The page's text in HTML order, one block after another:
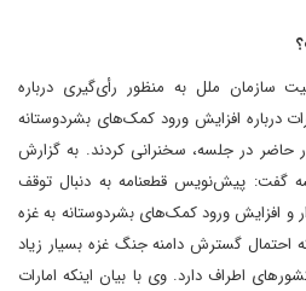
ملل به منظور رأی‌گیری درباره
درباره افزایش ورود کمک‌های بشردوستانه
دیپلمات‌های ارشد ۱۵ کشور حاضر در جلسه، سخنرانی کردند. به گزارش
گفت: پیش‌نویس قطعنامه به دنبال توقف
و افزایش ورود کمک‌های بشردوستانه به غزه
احتمال گسترش دامنه جنگ غزه بسیار زیاد
اطراف دارد. وی با بیان اینکه امارات